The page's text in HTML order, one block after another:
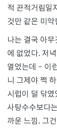
적 끈적거림일
것만 같은 미
나는 결국 아
에 없었다. 저
열었는데 – 이
니 그제야 쩍
시럽이 덜 닦
사탕수수보다
까운 느낌. 그